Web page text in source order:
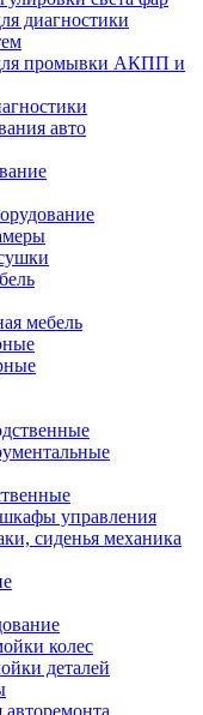
диагностики
промывки АКПП и
авто
мебель
управления
сиденья механика
колес
деталей